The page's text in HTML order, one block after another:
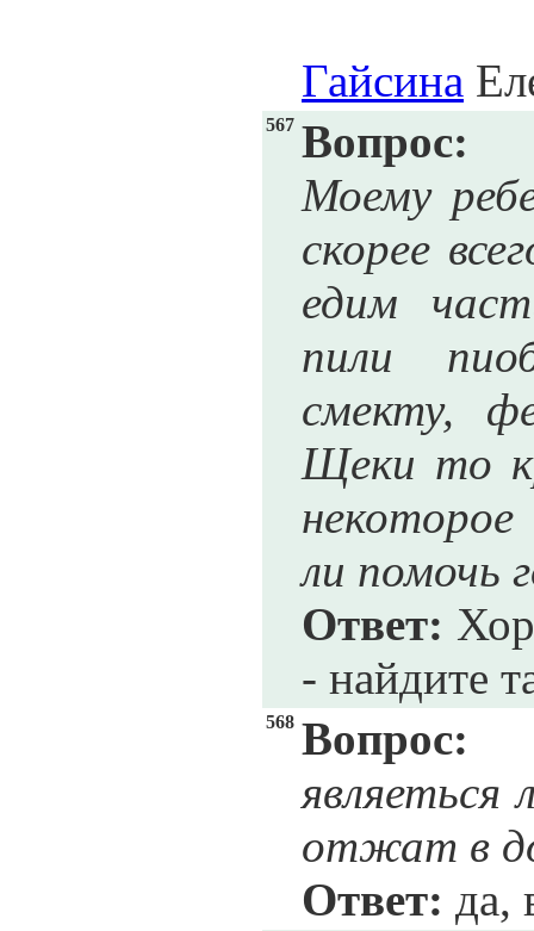
Гайсина
567 Вопрос:
Моему
скорее
едим
пили
смекту,
Щеки то
ли помочь
Ответ:
- найдите
568 Вопрос:
являеться
отжат в
Ответ: да,